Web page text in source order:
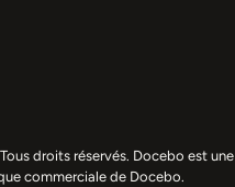
droits réservés. Docebo est une
commerciale de Docebo.